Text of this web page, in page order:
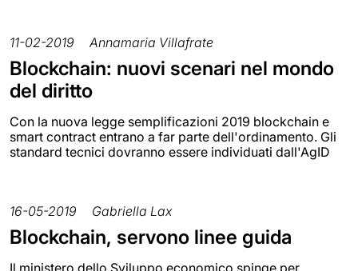
11-02-2019 Annamaria Villafrate
Blockchain: nuovi scenari nel mondo
del diritto
Con la nuova legge semplificazioni 2019 blockchain e
smart contract entrano a far parte dell'ordinamento. Gli
standard tecnici dovranno essere individuati dall'AgID
16-05-2019 Gabriella Lax
Blockchain, servono linee guida